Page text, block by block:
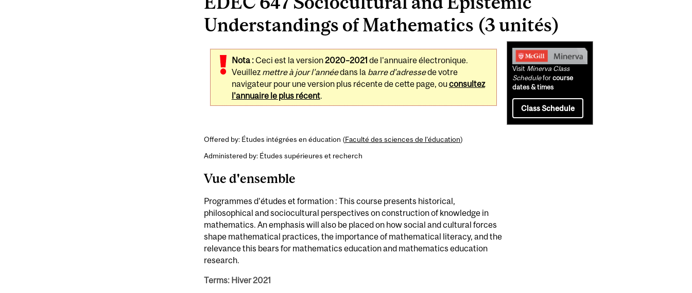
Understandings of Mathematics (3 unités)
Nota :Ceci est la version2020–2021 de l'annuaire électronique.
Veuillez mettre à jour l'annéedans la barre d'adressede votre
navigateur pour une version plus récente de cette page, ouconsultez
l'annuaire le plus récent.
Offered by: Études intégrées en éducation (Faculté des sciences de l’éducation)
Administered by: Études supérieures et recherch
Vue d'ensemble
Programmes d’études et formation : This course presents historical,
philosophical and sociocultural perspectives on construction of knowledge in
mathematics. An emphasis will also be placed on how social and cultural forces
shape mathematical practices, the importance of mathematical literacy, and the
relevance this bears for mathematics education and mathematics education
research.
Terms: Hiver 2021
Related
Content
Visit Minerva Class
Scheduleforcourse
dates & times
Class Schedule